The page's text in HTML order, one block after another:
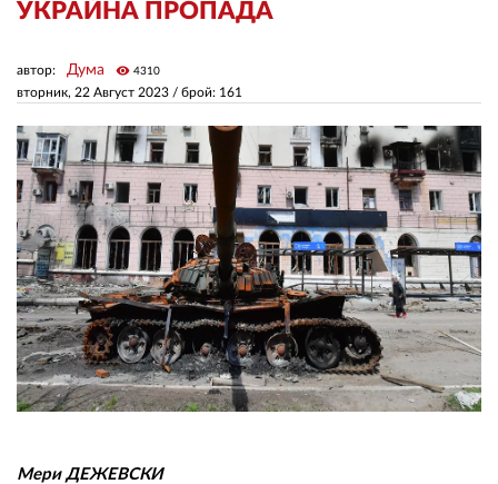
УКРАЙНА ПРОПАДА
вторник, 22 Август 2023 / брой: 161
автор: Дума visibility 4310
Мери ДЕЖЕВСКИ
АВТОРИ
РЕДАКЦИЯ
КОНТАКТИ
РЕКЛАМА
АБОНАМЕНТ
УСЛОВИЯ ЗА ПОЛЗВАНЕ
ПОЛИТИКА ЗА БИСКВИТКИТЕ
ПОЛИТИКАТА ЗА